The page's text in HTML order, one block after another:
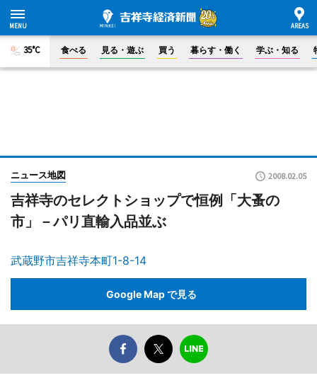
35°C 食べる 見る・遊ぶ 買う 暮らす・働く 学ぶ・知る
ニュース地図 2008.02.05
吉祥寺のセレクトショップで恒例「大蚤の
市」－パリ直輸入品並ぶ
武蔵野市吉祥寺本町1-8-14
Google Map で見る